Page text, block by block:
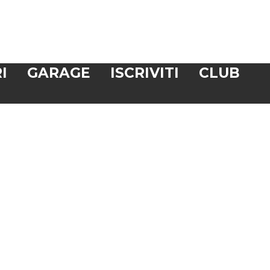
GARAGE ISCRIVITI CLUB